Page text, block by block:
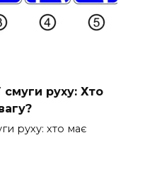
смуги руху: Хто
руху: хто має